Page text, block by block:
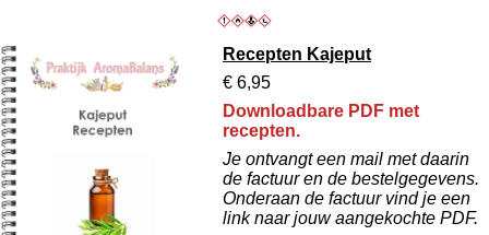
Recepten Kajeput
€ 6,95
Downloadbare PDF met
recepten.
Je ontvangt een mail met daarin
de factuur en de bestelgegevens.
Onderaan de factuur vind je een
link naar jouw aangekochte PDF.